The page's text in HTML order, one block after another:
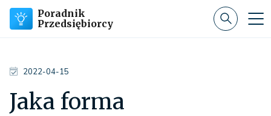
Poradnik
Przedsiębiorcy
2022-04-15
Jaka forma